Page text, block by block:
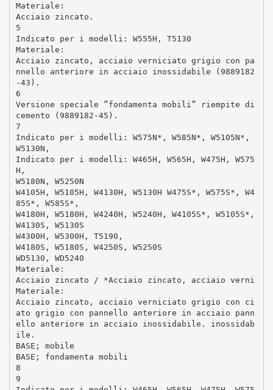
Materiale:
Acciaio zincato.
5
Indicato per i modelli: W555H, T5130
Materiale:
Acciaio zincato, acciaio verniciato grigio con pa
nnello anteriore in acciaio inossidabile (9889182
-43).
6
Versione speciale ”fondamenta mobili” riempite di
cemento (9889182-45).
7
Indicato per i modelli: W575N*, W585N*, W5105N*,
W5130N,
Indicato per i modelli: W465H, W565H, W475H, W575
H,
W5180N, W5250N
W4105H, W5105H, W4130H, W5130H W475S*, W575S*, W4
85S*, W585S*,
W4180H, W5180H, W4240H, W5240H, W4105S*, W5105S*,
W4130S, W5130S
W4300H, W5300H, T5190,
W4180S, W5180S, W4250S, W5250S
WD5130, WD5240
Materiale:
Acciaio zincato / *Acciaio zincato, acciaio verni
Materiale:
Acciaio zincato, acciaio verniciato grigio con ci
ato grigio con pannello anteriore in acciaio pann
ello anteriore in acciaio inossidabile. inossidab
ile.
BASE; mobile
BASE; fondamenta mobili
8
9